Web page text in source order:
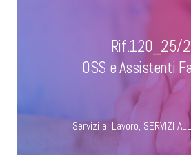
Rif.120_25/
OSS e Assistenti
Servizi al Lavoro, SERVIZI